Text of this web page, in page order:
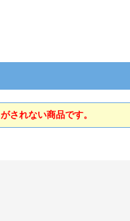
されない商品です。